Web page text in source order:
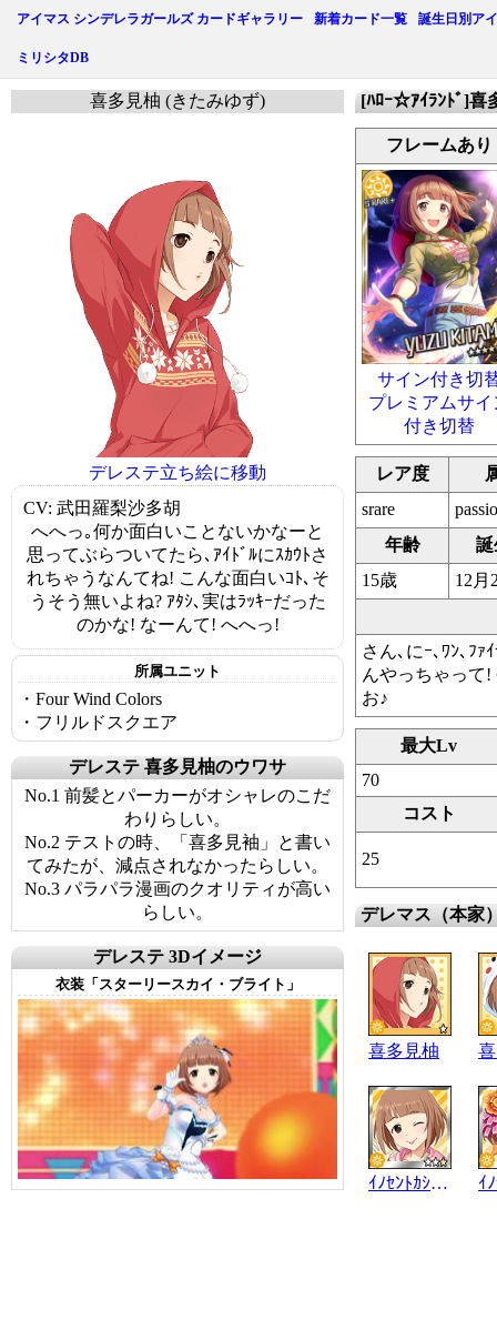
アイマス シンデレラガールズ カードギャラリー 新着カード一覧 誕生日別ア
ミリシタDB
[ﾊﾛｰ☆ｱｲﾗﾝﾄﾞ]喜
フレームあり
サイン付き切
プレミアムサイ
付き切替
レア度
srare
年齢
誕
15歳
12月
さん､にｰ､ﾜﾝ､ﾌ
んやっちゃって!
お♪
最大Lv
70
コスト
25
デレマス（本家
喜多見柚
ｲﾉｾﾝﾄｶｼﾞｭｱﾙ
喜多見柚 (きたみゆず)
デレステ立ち絵に移動
CV: 武田羅梨沙多胡
へへっ｡何か面白いことないかなーと
思ってぶらついてたら､ｱｲﾄﾞﾙにｽｶｳﾄさ
れちゃうなんてね! こんな面白いｺﾄ､そ
うそう無いよね? ｱﾀｼ､実はﾗｯｷｰだった
のかな! なーんて! へへっ!
所属ユニット
・Four Wind Colors
・フリルドスクエア
デレステ 喜多見柚のウワサ
No.1 前髪とパーカーがオシャレのこだ
わりらしい。
No.2 テストの時、「喜多見袖」と書い
てみたが、減点されなかったらしい。
No.3 パラパラ漫画のクオリティが高い
らしい。
デレステ 3Dイメージ
衣装「スターリースカイ・ブライト」